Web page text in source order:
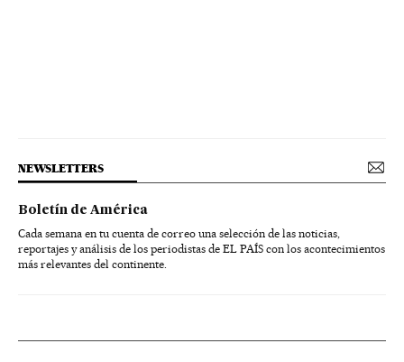
NEWSLETTERS
Boletín de América
Cada semana en tu cuenta de correo una selección de las noticias,
reportajes y análisis de los periodistas de EL PAÍS con los acontecimientos
más relevantes del continente.